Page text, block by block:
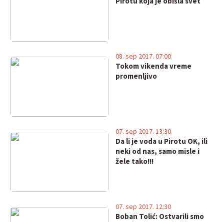
Tokom vikenda vreme
promenljivo
08. sep 2017. 07:00
Da li je voda u Pirotu OK, ili
neki od nas, samo misle i
žele tako!!!
07. sep 2017. 13:30
Boban Tolić: Ostvarili smo
07. sep 2017. 12:30